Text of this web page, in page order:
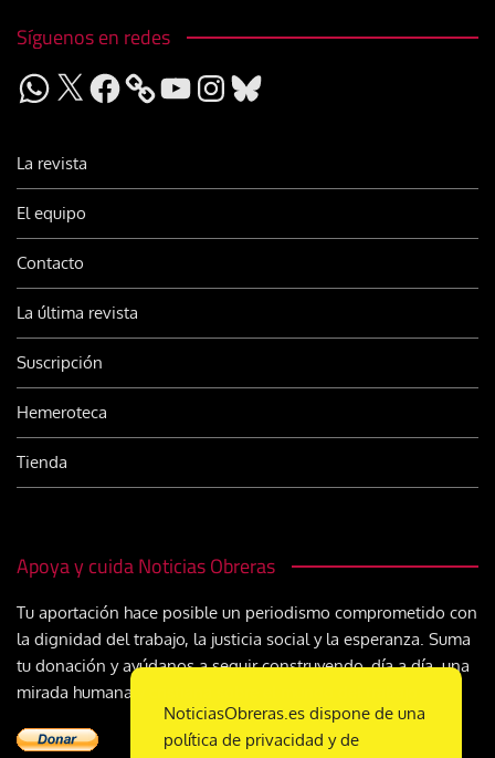
Síguenos en redes
WhatsApp
X Facebook YouTubeInstagram
Bluesky
La revista
El equipo
Contacto
La última revista
Suscripción
Hemeroteca
Tienda
Apoya y cuida Noticias Obreras
Tu aportación hace posible un periodismo comprometido con
la dignidad del trabajo, la justicia social y la esperanza. Suma
tu donación y ayúdanos a seguir construyendo, día a día, una
mirada humana y cristiana sobre el mundo del trabajo
NoticiasObreras.es dispone de una
política de privacidad y de